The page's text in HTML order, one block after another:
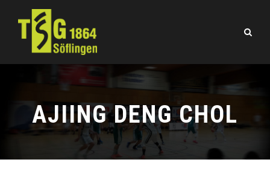
AJIING DENG CHOL